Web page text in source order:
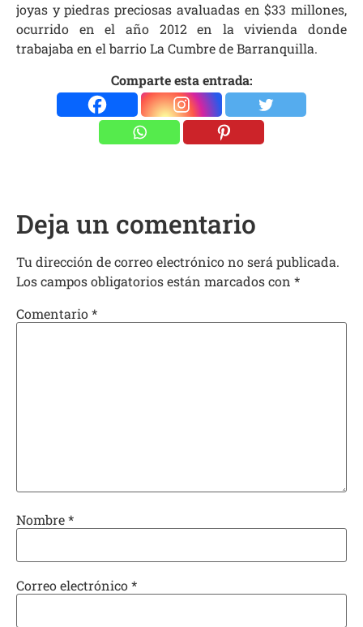
joyas y piedras preciosas avaluadas en $33 millones,
ocurrido en el año 2012 en la vivienda donde
trabajaba en el barrio La Cumbre de Barranquilla.
Comparte esta entrada:
Deja un comentario
Tu dirección de correo electrónico no será publicada.
Los campos obligatorios están marcados con *
Comentario*
Nombre*
Correo electrónico*